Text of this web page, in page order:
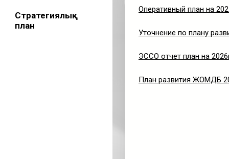
Стратегиялық
план
Оперативный план на
Уточнение по плану
ЭССО отчет план на
План развития ЖОМДБ